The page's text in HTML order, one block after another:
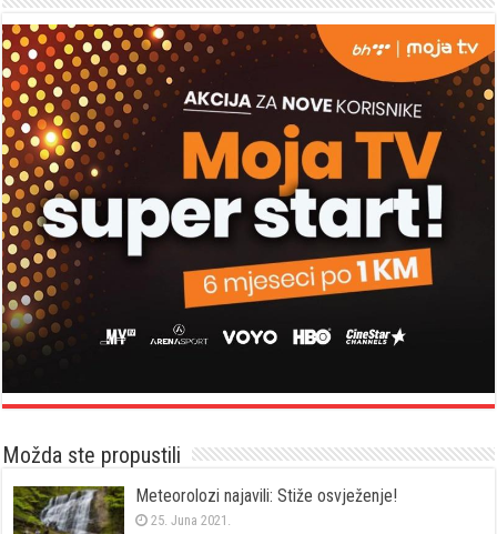
Možda ste propustili
Meteorolozi najavili: Stiže osvježenje!
25. Juna 2021.